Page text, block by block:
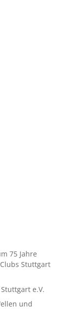
75 Jahre
Stuttgart
e.V.
und